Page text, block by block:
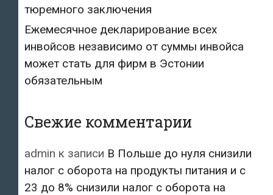
тюремного заключения
Ежемесячное декларирование всех
инвойсов независимо от суммы инвойса
может стать для фирм в Эстонии
обязательным
Свежие комментарии
admin к записи В Польше до нуля снизили
налог с оборота на продукты питания и с
23 до 8% снизили налог с оборота на